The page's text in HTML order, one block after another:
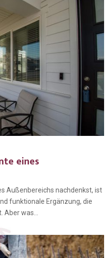
eines
Außenbereichs nachdenkst, ist
funktionale Ergänzung, die
was...